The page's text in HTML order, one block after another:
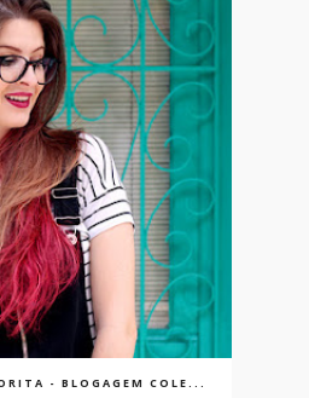
- BLOGAGEM COLE...